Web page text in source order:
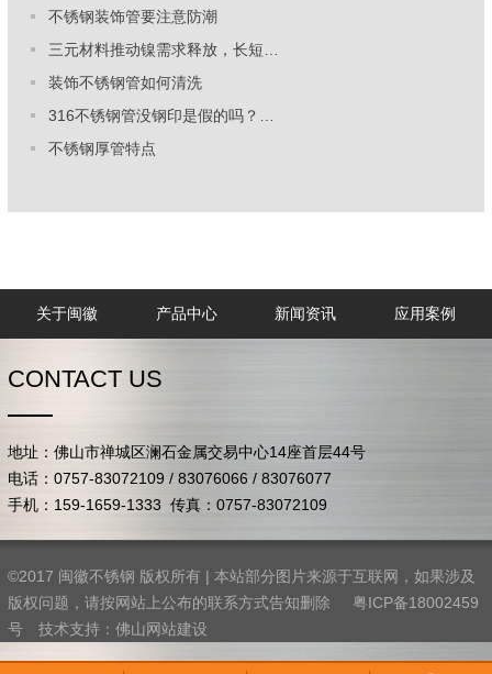
不锈钢装饰管要注意防潮
三元材料推动镍需求释放，长短…
装饰不锈钢管如何清洗
316不锈钢管没钢印是假的吗？…
不锈钢厚管特点
关于闽徽 产品中心 新闻资讯 应用案例
CONTACT US
地址：佛山市禅城区澜石金属交易中心14座首层44号
电话：0757-83072109 / 83076066 / 83076077
手机：159-1659-1333 传真：0757-83072109
©2017 闽徽不锈钢 版权所有 | 本站部分图片来源于互联网，如果涉及
版权问题，请按网站上公布的联系方式告知删除 粤ICP备18002459
号
技术支持： 佛山网站建设